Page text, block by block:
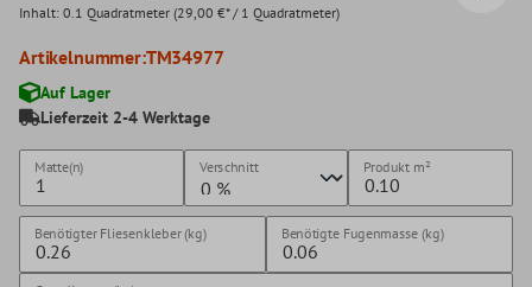
Inhalt: 0.1 Quadratmeter (29,00 €* / 1 Quadratmeter)
Artikelnummer:TM34977
Auf Lager
Lieferzeit 2-4 Werktage
Matte(n) Verschnitt Produkt m²
Benötigter Fliesenkleber (kg) Benötigte Fugenmasse (kg)